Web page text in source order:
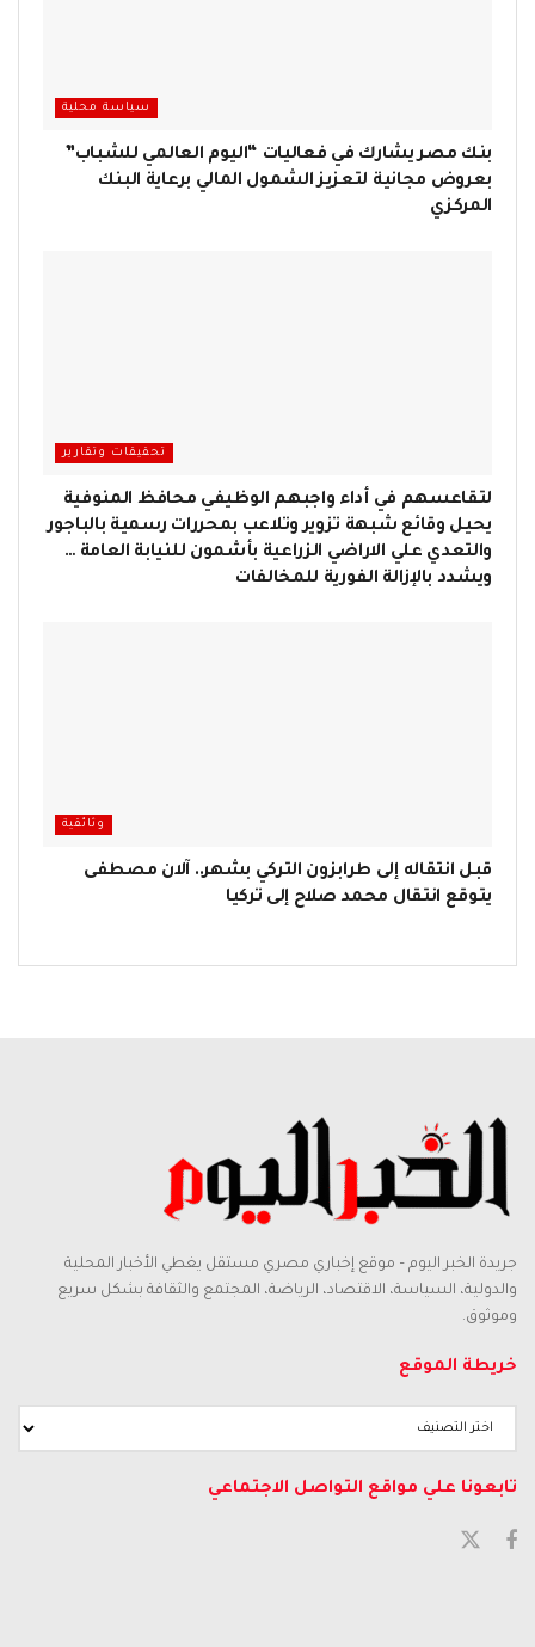
سياسة محلية
بنك مصر يشارك في فعاليات “اليوم العالمي للشباب”
بعروض مجانية لتعزيز الشمول المالي برعاية البنك
المركزي
تحقيقات وتقارير
لتقاعسهم في أداء واجبهم الوظيفي محافظ المنوفية
يحيل وقائع شبهة تزوير وتلاعب بمحررات رسمية بالباجور
والتعدي علي الاراضي الزراعية بأشمون للنيابة العامة …
ويشدد بالإزالة الفورية للمخالفات
وثائقية
قبل انتقاله إلى طرابزون التركي بشهر.. آلان مصطفى
يتوقع انتقال محمد صلاح إلى تركيا
جريدة الخبر اليوم – موقع إخباري مصري مستقل يغطي الأخبار المحلية
والدولية، السياسة، الاقتصاد، الرياضة، المجتمع والثقافة بشكل سريع
وموثوق.
خريطة الموقع
تابعونا علي مواقع التواصل الاجتماعي